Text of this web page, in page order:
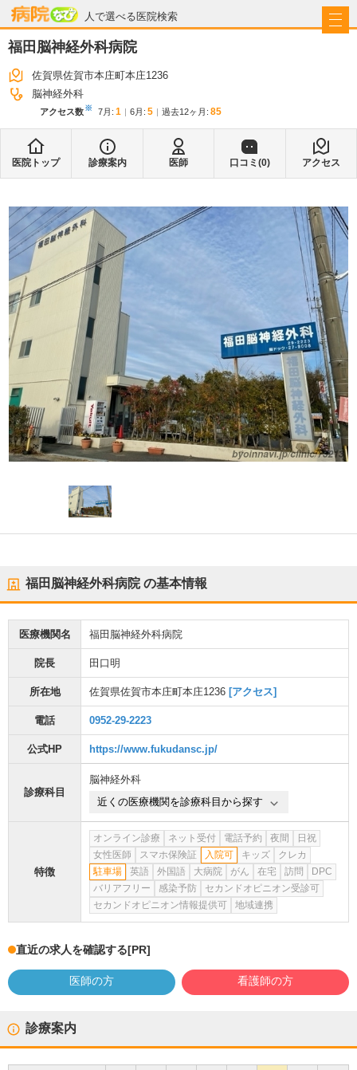
人で選べる医院検索
病院なび
福田脳神経外科病院
佐賀県佐賀市本庄町本庄1236
脳神経外科
アクセス数※ 7月 : 1 6月 : 5 過去12ヶ月: 85
医院トップ 診療案内 医師 口コミ(0) アクセス
福田脳神経外科病院の基本情報
医療機関名 福田脳神経外科病院
院長 田口明
所在地 佐賀県佐賀市本庄町本庄1236 [アクセス]
電話 0952-29-2223
公式HP https://www.fukudansc.jp/
診療科目
脳神経外科
近くの医療機関を診療科目から探す
特徴
オンライン診療 ネット受付 電話予約 夜間
日祝
女性医師
スマホ保険証 入院可 キッズ
クレカ
駐車場
英語 外国語 大病院 がん 在宅 訪問
DPC
バリアフリー
感染予防
セカンドオピニオン受診可
セカンドオピニオン情報提供可
地域連携
直近の求人を確認する[PR]
医師の方 看護師の方
診療案内